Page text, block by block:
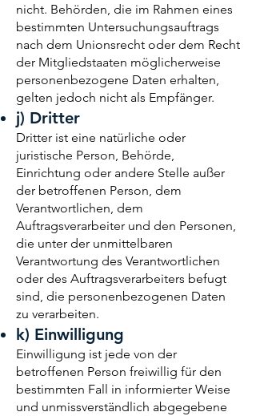
nicht. Behörden, die im Rahmen eines
bestimmten Untersuchungsauftrags
nach dem Unionsrecht oder dem Recht
der Mitgliedstaaten möglicherweise
personenbezogene Daten erhalten,
gelten jedoch nicht als Empfänger.
j) Dritter
Dritter ist eine natürliche oder
juristische Person, Behörde,
Einrichtung oder andere Stelle außer
der betroffenen Person, dem
Verantwortlichen, dem
Auftragsverarbeiter und den Personen,
die unter der unmittelbaren
Verantwortung des Verantwortlichen
oder des Auftragsverarbeiters befugt
sind, die personenbezogenen Daten
zu verarbeiten.
k) Einwilligung
Einwilligung ist jede von der
betroffenen Person freiwillig für den
bestimmten Fall in informierter Weise
und unmissverständlich abgegebene